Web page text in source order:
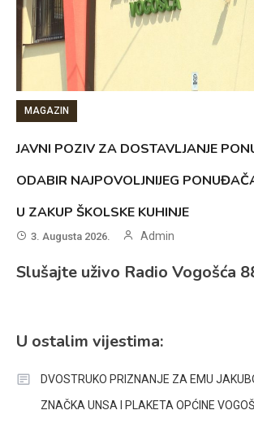
MAGAZIN
JAVNI POZIV ZA DOSTAVLJANJE
ODABIR NAJPOVOLJNIJEG
U ZAKUP ŠKOLSKE KUHINJE
3. Augusta 2026. Admin
Slušajte uživo Radio Vogošća
U ostalim vijestima:
DVOSTRUKO PRIZNANJE ZA EMU
ZNAČKA UNSA I PLAKETA OPĆINE